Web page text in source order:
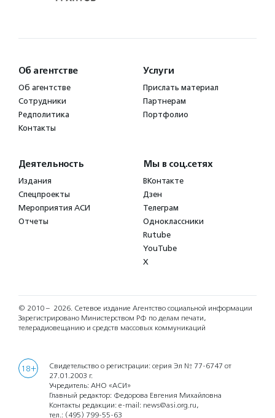
Об агентстве
Об агентстве
Сотрудники
Редполитика
Контакты
Услуги
Прислать материал
Партнерам
Портфолио
Деятельность
Издания
Спецпроекты
Мероприятия АСИ
Отчеты
Мы в соц.сетях
ВКонтакте
Дзен
Телеграм
Одноклассники
Rutube
YouTube
X
© 2010 – 2026. Сетевое издание Агентство социальной информации
Зарегистрировано Министерством РФ по делам печати,
телерадиовещанию и средств массовых коммуникаций
18+
Свидетельство о регистрации: серия Эл № 77-6747 от
27.01.2003 г.
Учредитель: АНО «АСИ»
Главный редактор: Федорова Евгения Михайловна
Контакты редакции: e-mail: news@asi.org.ru,
тел.: (495) 799-55-63